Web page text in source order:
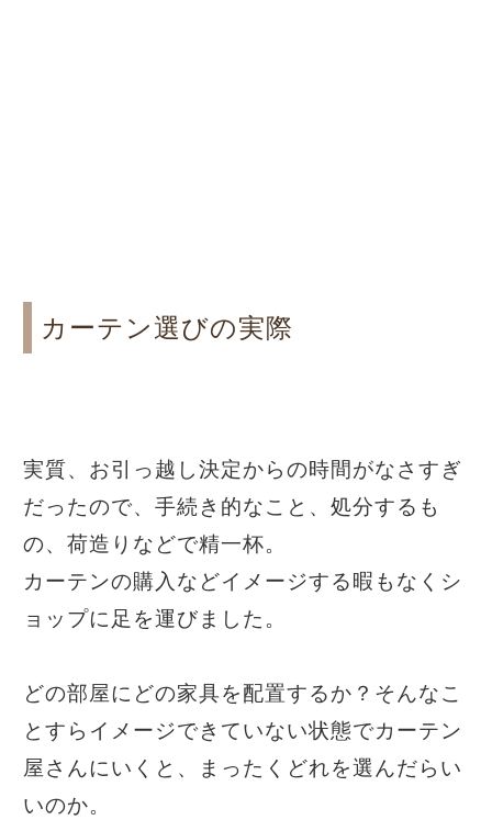
カーテン選びの実際
実質、お引っ越し決定からの時間がなさすぎ
だったので、手続き的なこと、処分するも
の、荷造りなどで精一杯。
カーテンの購入などイメージする暇もなくシ
ョップに足を運びました。
どの部屋にどの家具を配置するか？そんなこ
とすらイメージできていない状態でカーテン
屋さんにいくと、まったくどれを選んだらい
いのか。